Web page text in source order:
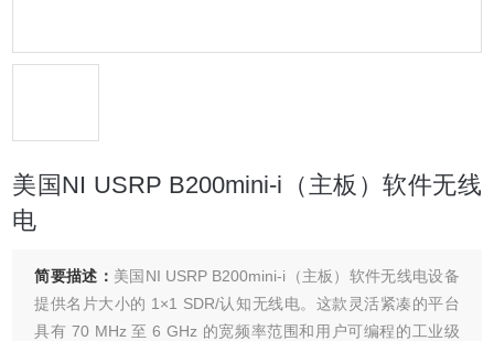
美国NI USRP B200mini-i（主板）软件无线
电
简要描述： 美国NI USRP B200mini-i（主板）软件无线电设备
提供名片大小的 1×1 SDR/认知无线电。这款灵活紧凑的平台
具有 70 MHz 至 6 GHz 的宽频率范围和用户可编程的工业级